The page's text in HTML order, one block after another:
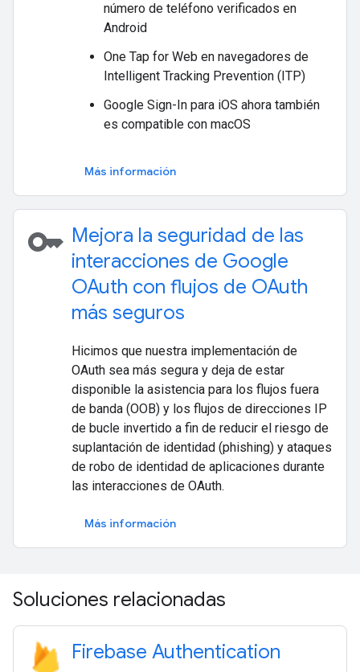
número de teléfono verificados en
Android
One Tap for Web en navegadores de
Intelligent Tracking Prevention (ITP)
Google Sign-In para iOS ahora también
es compatible con macOS
Más información
key Mejora la seguridad de las
interacciones de Google
OAuth con flujos de OAuth
más seguros
Hicimos que nuestra implementación de
OAuth sea más segura y deja de estar
disponible la asistencia para los flujos fuera
de banda (OOB) y los flujos de direcciones IP
de bucle invertido a fin de reducir el riesgo de
suplantación de identidad (phishing) y ataques
de robo de identidad de aplicaciones durante
las interacciones de OAuth.
Más información
Soluciones relacionadas
Firebase Authentication